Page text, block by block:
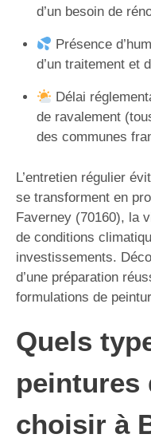
d’un besoin de
Présence
d’un traitement et
Délai
de ravalement
des communes
L’entretien régulier
se transforment en
Faverney (70160), la
de conditions
investissements.
d’une préparation
formulations de
Quels
peintures
choisir à